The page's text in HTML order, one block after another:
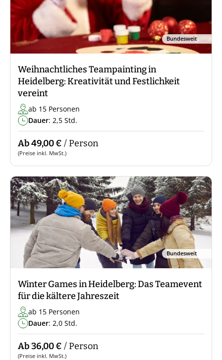
Bundesweit
Weihnachtliches Teampainting in
Heidelberg: Kreativität und Festlichkeit
vereint
ab 15 Personen
Dauer: 2,5 Std.
Ab 49,00 € / Person
(Preise inkl. MwSt.)
Bundesweit
Winter Games in Heidelberg: Das Teamevent
für die kältere Jahreszeit
ab 15 Personen
Dauer: 2,0 Std.
Ab 36,00 € / Person
(Preise inkl. MwSt.)